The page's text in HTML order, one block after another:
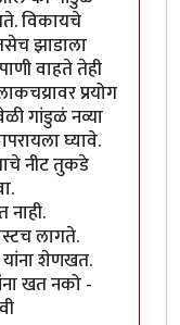
विकायचे
झाडाला
वाहते तेही
प्रयोग
गांडुळं नव्या
घ्यावे.
नीट तुकडे
नाही.
लागते.
यांना शेणखत.
खत नको -